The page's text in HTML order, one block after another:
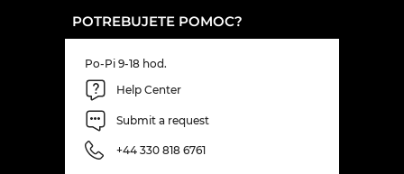
POTREBUJETE POMOC?
Po-Pi 9-18 hod.
Help Center
Submit a request
+44 330 818 6761